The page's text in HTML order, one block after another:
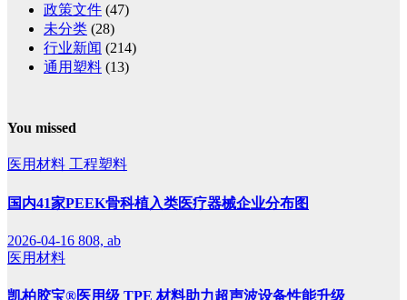
政策文件 (47)
未分类 (28)
行业新闻 (214)
通用塑料 (13)
You missed
医用材料 工程塑料
国内41家PEEK骨科植入类医疗器械企业分布图
2026-04-16 808, ab
医用材料
凯柏胶宝®医用级 TPE 材料助力超声波设备性能升级